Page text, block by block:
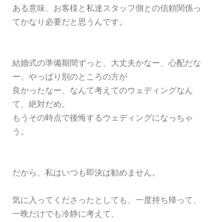
ある意味、お客様と私達スタッフ側との信頼関係っ
てかなり必要だと思うんです。
結婚式の準備期間ずっと、大丈夫かなー、心配だな
ー、やっぱり別のところの方が
良かったなー、なんて考えてのウェディングなん
て、絶対だめ。
もうその時点で後悔するウェディングになっちゃ
う。
だから、私はいつも即決は勧めません。
気に入ってくださったとしても、一度持ち帰って、
一晩だけでも冷静に考えて、